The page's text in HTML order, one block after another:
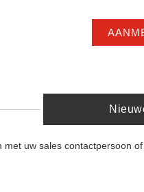
uw sales contactpersoon